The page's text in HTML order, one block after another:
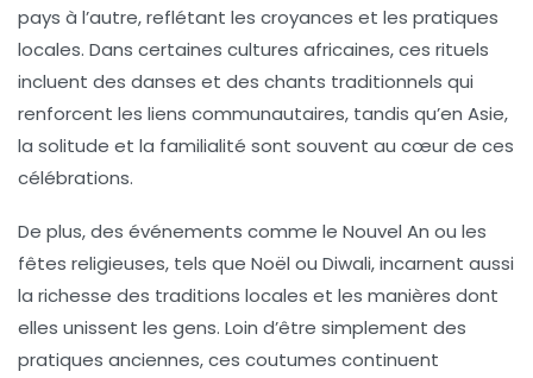
pays à l’autre, reflétant les croyances et les pratiques
locales. Dans certaines cultures africaines, ces rituels
incluent des danses et des chants traditionnels qui
renforcent les liens communautaires, tandis qu’en Asie,
la solitude et la familialité sont souvent au cœur de ces
célébrations.
De plus, des événements comme le Nouvel An ou les
fêtes religieuses, tels que Noël ou Diwali, incarnent aussi
la richesse des traditions locales et les manières dont
elles unissent les gens. Loin d’être simplement des
pratiques anciennes, ces coutumes continuent